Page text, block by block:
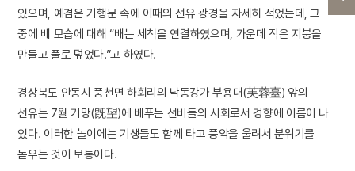
있으며, 예겸은 기행문 속에 이때의 선유 광경을 자세히 적었는데, 그
중에 배 모습에 대해 “배는 세척을 연결하였으며, 가운데 작은 지붕을
만들고 풀로 덮었다.”고 하였다.
경상북도 안동시 풍천면 하회리의 낙동강가 부용대(芙蓉臺) 앞의
선유는 7월 기망(旣望)에 베푸는 선비들의 시회로서 경향에 이름이 나
있다. 이러한 놀이에는 기생들도 함께 타고 풍악을 울려서 분위기를
돋우는 것이 보통이다.